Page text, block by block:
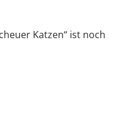
Katzen“ ist noch